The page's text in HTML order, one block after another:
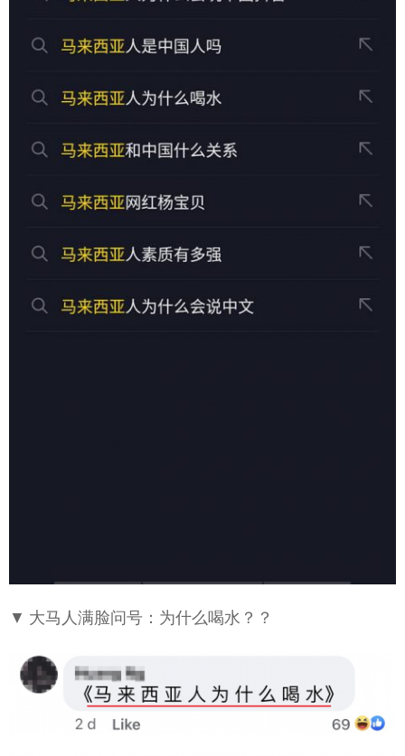
▼ 大马人满脸问号：为什么喝水？？